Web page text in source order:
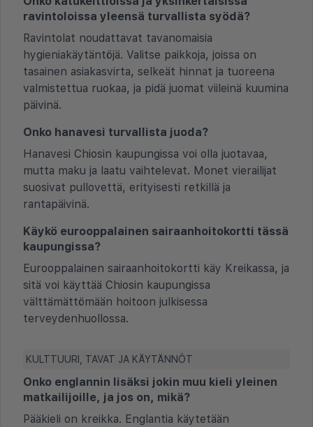
ravintoloissa yleensä turvallista syödä?
Ravintolat noudattavat tavanomaisia
hygieniakäytäntöjä. Valitse paikkoja, joissa on
tasainen asiakasvirta, selkeät hinnat ja tuoreena
valmistettua ruokaa, ja pidä juomat viileinä kuumina
päivinä.
Onko hanavesi turvallista juoda?
Hanavesi Chiosin kaupungissa voi olla juotavaa,
mutta maku ja laatu vaihtelevat. Monet vierailijat
suosivat pullovettä, erityisesti retkillä ja
rantapäivinä.
Käykö eurooppalainen sairaanhoitokortti tässä
kaupungissa?
Eurooppalainen sairaanhoitokortti käy Kreikassa, ja
sitä voi käyttää Chiosin kaupungissa
välttämättömään hoitoon julkisessa
terveydenhuollossa.
KULTTUURI, TAVAT JA KÄYTÄNNÖT
Onko englannin lisäksi jokin muu kieli yleinen
matkailijoille, ja jos on, mikä?
Pääkieli on kreikka. Englantia käytetään